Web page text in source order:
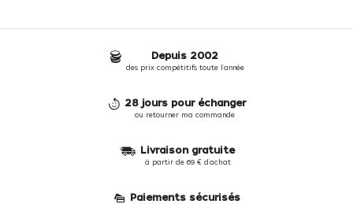
Depuis 2002
des prix compétitifs toute l'année
28 jours pour échanger
ou retourner ma commande
Livraison gratuite
à partir de 69 € d'achat
Paiements sécurisés